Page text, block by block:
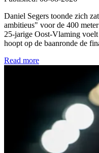
Daniel Segers toonde zich
ambitieus" voor de 400
25-jarige Oost-Vlaming
hoopt op de baanronde de
Read more